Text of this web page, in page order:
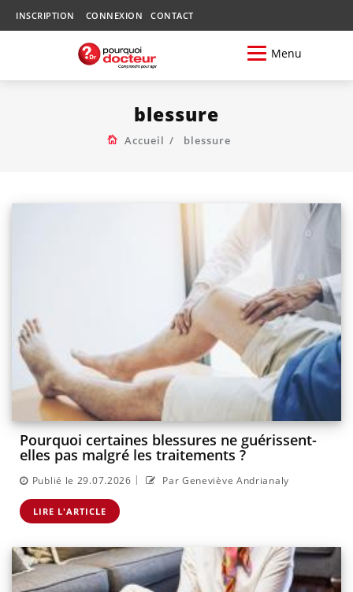
INSCRIPTION CONNEXION CONTACT
Menu
blessure
Accueil blessure
Pourquoi certaines blessures ne guérissent-
elles pas malgré les traitements ?
Publié le 29.07.2026 | Par Geneviève Andrianaly
LIRE L'ARTICLE